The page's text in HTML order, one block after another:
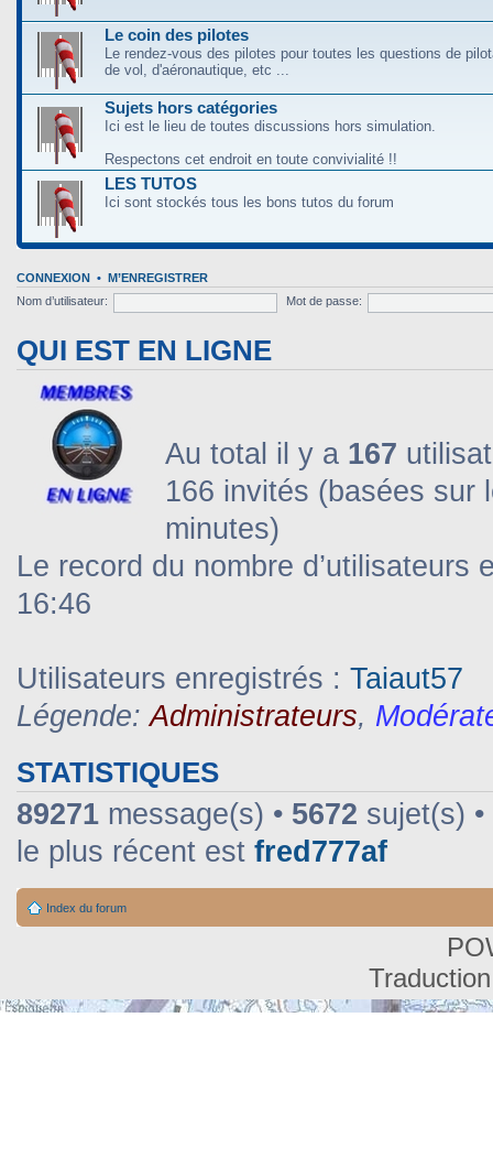
Le coin des pilotes
Le rendez-vous des pilotes pour toutes les questions de
de vol, d'aéronautique, etc ...
Sujets hors catégories
Ici est le lieu de toutes discussions hors simulation.
Respectons cet endroit en toute convivialité !!
LES TUTOS
Ici sont stockés tous les bons tutos du forum
CONNEXION • M’ENREGISTRER
Nom d’utilisateur:
Mot de passe:
QUI EST EN LIGNE
Au total il y a 167
166 invités (basées sur
minutes)
Le record du nombre d’utilisateurs
16:46
Utilisateurs enregistrés : Taiaut57
Légende:Administrateurs,
STATISTIQUES
89271 message(s) • 5672 sujet(s) •
le plus récent est fred777af
Index du forum